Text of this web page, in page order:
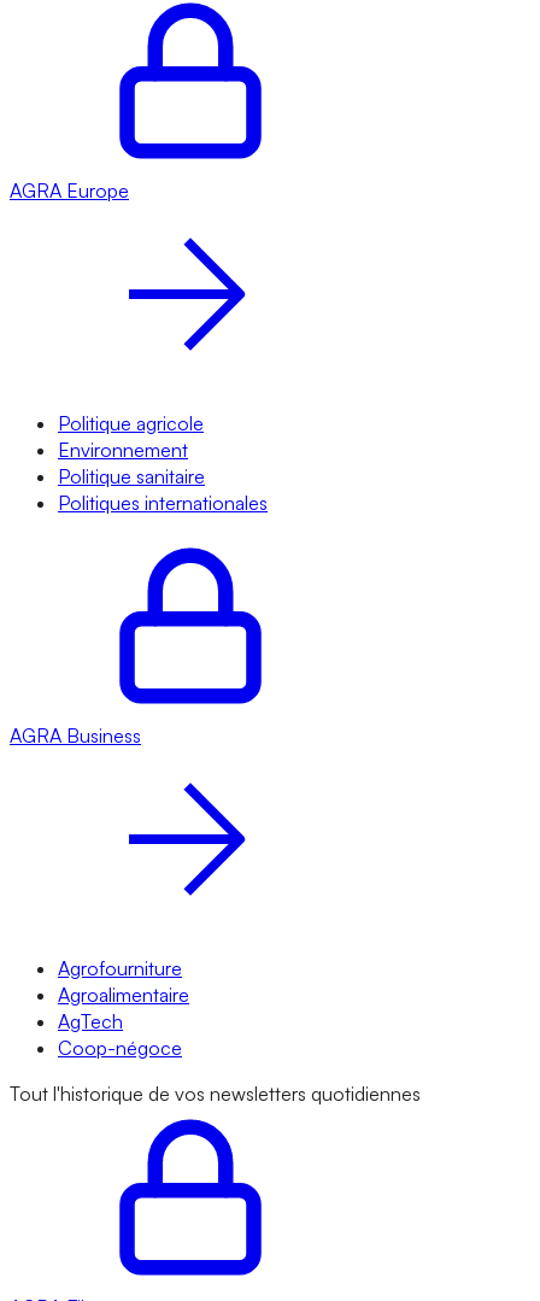
AGRA Europe
Politique agricole
Environnement
Politique sanitaire
Politiques internationales
AGRA Business
Agrofourniture
Agroalimentaire
AgTech
Coop-négoce
Tout l'historique de vos newsletters quotidiennes